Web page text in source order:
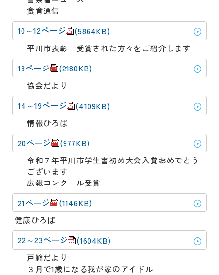
食育通信
10～12ページ (5864KB)
平川市表彰 受賞された方々をご紹介します
13ページ (2180KB)
協会だより
14～19ページ (4109KB)
情報ひろば
20ページ (977KB)
​令和７年平川市学生書初め大会入賞おめでとう
ございます
広報コンクール受賞
21ページ (1146KB)
健康ひろば
22～23ページ (1604KB)
戸籍だより
３月で1歳になる我が家のアイドル